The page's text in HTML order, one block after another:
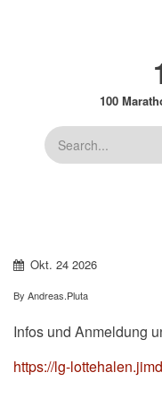
100
Suche
Okt. 24 2026
By Andreas.Pluta
Infos und Anmeldung
https://lg-